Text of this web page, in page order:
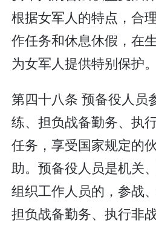
根据女军人的特点，合
作任务和休息休假，在
为女军人提供特别保护。
第四十八条 预备役人员
练、担负战备勤务、执
任务，享受国家规定的
助。预备役人员是机关
组织工作人员的，参战
担负战备勤务、执行非